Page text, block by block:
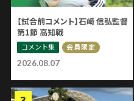
2026.08.07
【試合前コメント】石﨑 信弘監督
第1節 高知戦
コメント集 会員限定